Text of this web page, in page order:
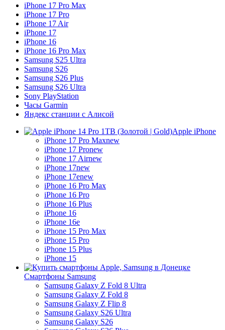
iPhone 17 Pro Max
iPhone 17 Pro
iPhone 17 Air
iPhone 17
iPhone 16
iPhone 16 Pro Max
Samsung S25 Ultra
Samsung S26
Samsung S26 Plus
Samsung S26 Ultra
Sony PlayStation
Часы Garmin
Яндекс станции с Алисой
Apple iPhone
iPhone 17 Pro Maxnew
iPhone 17 Pronew
iPhone 17 Airnew
iPhone 17new
iPhone 17enew
iPhone 16 Pro Max
iPhone 16 Pro
iPhone 16 Plus
iPhone 16
iPhone 16e
iPhone 15 Pro Max
iPhone 15 Pro
iPhone 15 Plus
iPhone 15
Смартфоны Samsung
Samsung Galaxy Z Fold 8 Ultra
Samsung Galaxy Z Fold 8
Samsung Galaxy Z Flip 8
Samsung Galaxy S26 Ultra
Samsung Galaxy S26